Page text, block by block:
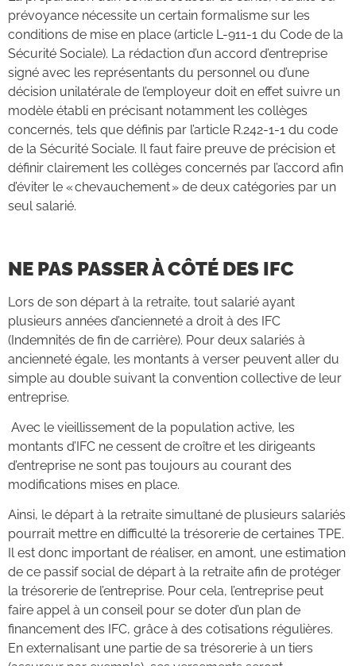
prévoyance nécessite un certain formalisme sur les
conditions de mise en place (article L-911-1 du Code de la
Sécurité Sociale). La rédaction d’un accord d’entreprise
signé avec les représentants du personnel ou d’une
décision unilatérale de l’employeur doit en effet suivre un
modèle établi en précisant notamment les collèges
concernés, tels que définis par l’article R.242-1-1 du code
de la Sécurité Sociale. Il faut faire preuve de précision et
définir clairement les collèges concernés par l’accord afin
d’éviter le « chevauchement » de deux catégories par un
seul salarié.
NE PAS PASSERÀ CÔTÉ DES IFC
Lors de son départ à la retraite, tout salarié ayant
plusieurs années d’ancienneté a droit à des IFC
(Indemnités de fin de carrière). Pour deux salariés à
ancienneté égale, les montants à verser peuvent aller du
simple au double suivant la convention collective de leur
entreprise.
Avec le vieillissement de la population active, les
montants d’IFC ne cessent de croître et les dirigeants
d’entreprise ne sont pas toujours au courant des
modifications mises en place.
Ainsi, le départ à la retraite simultané de plusieurs salariés
pourrait mettre en difficulté la trésorerie de certaines TPE.
Il est donc important de réaliser, en amont, une estimation
de ce passif social de départ à la retraite afin de protéger
la trésorerie de l’entreprise. Pour cela, l’entreprise peut
faire appel à un conseil pour se doter d’un plan de
financement des IFC, grâce à des cotisations régulières.
En externalisant une partie de sa trésorerie à un tiers